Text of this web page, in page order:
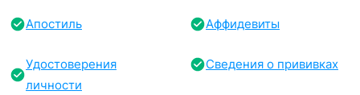
Апостиль Аффидевиты
Удостоверения
личности
Сведения о прививках